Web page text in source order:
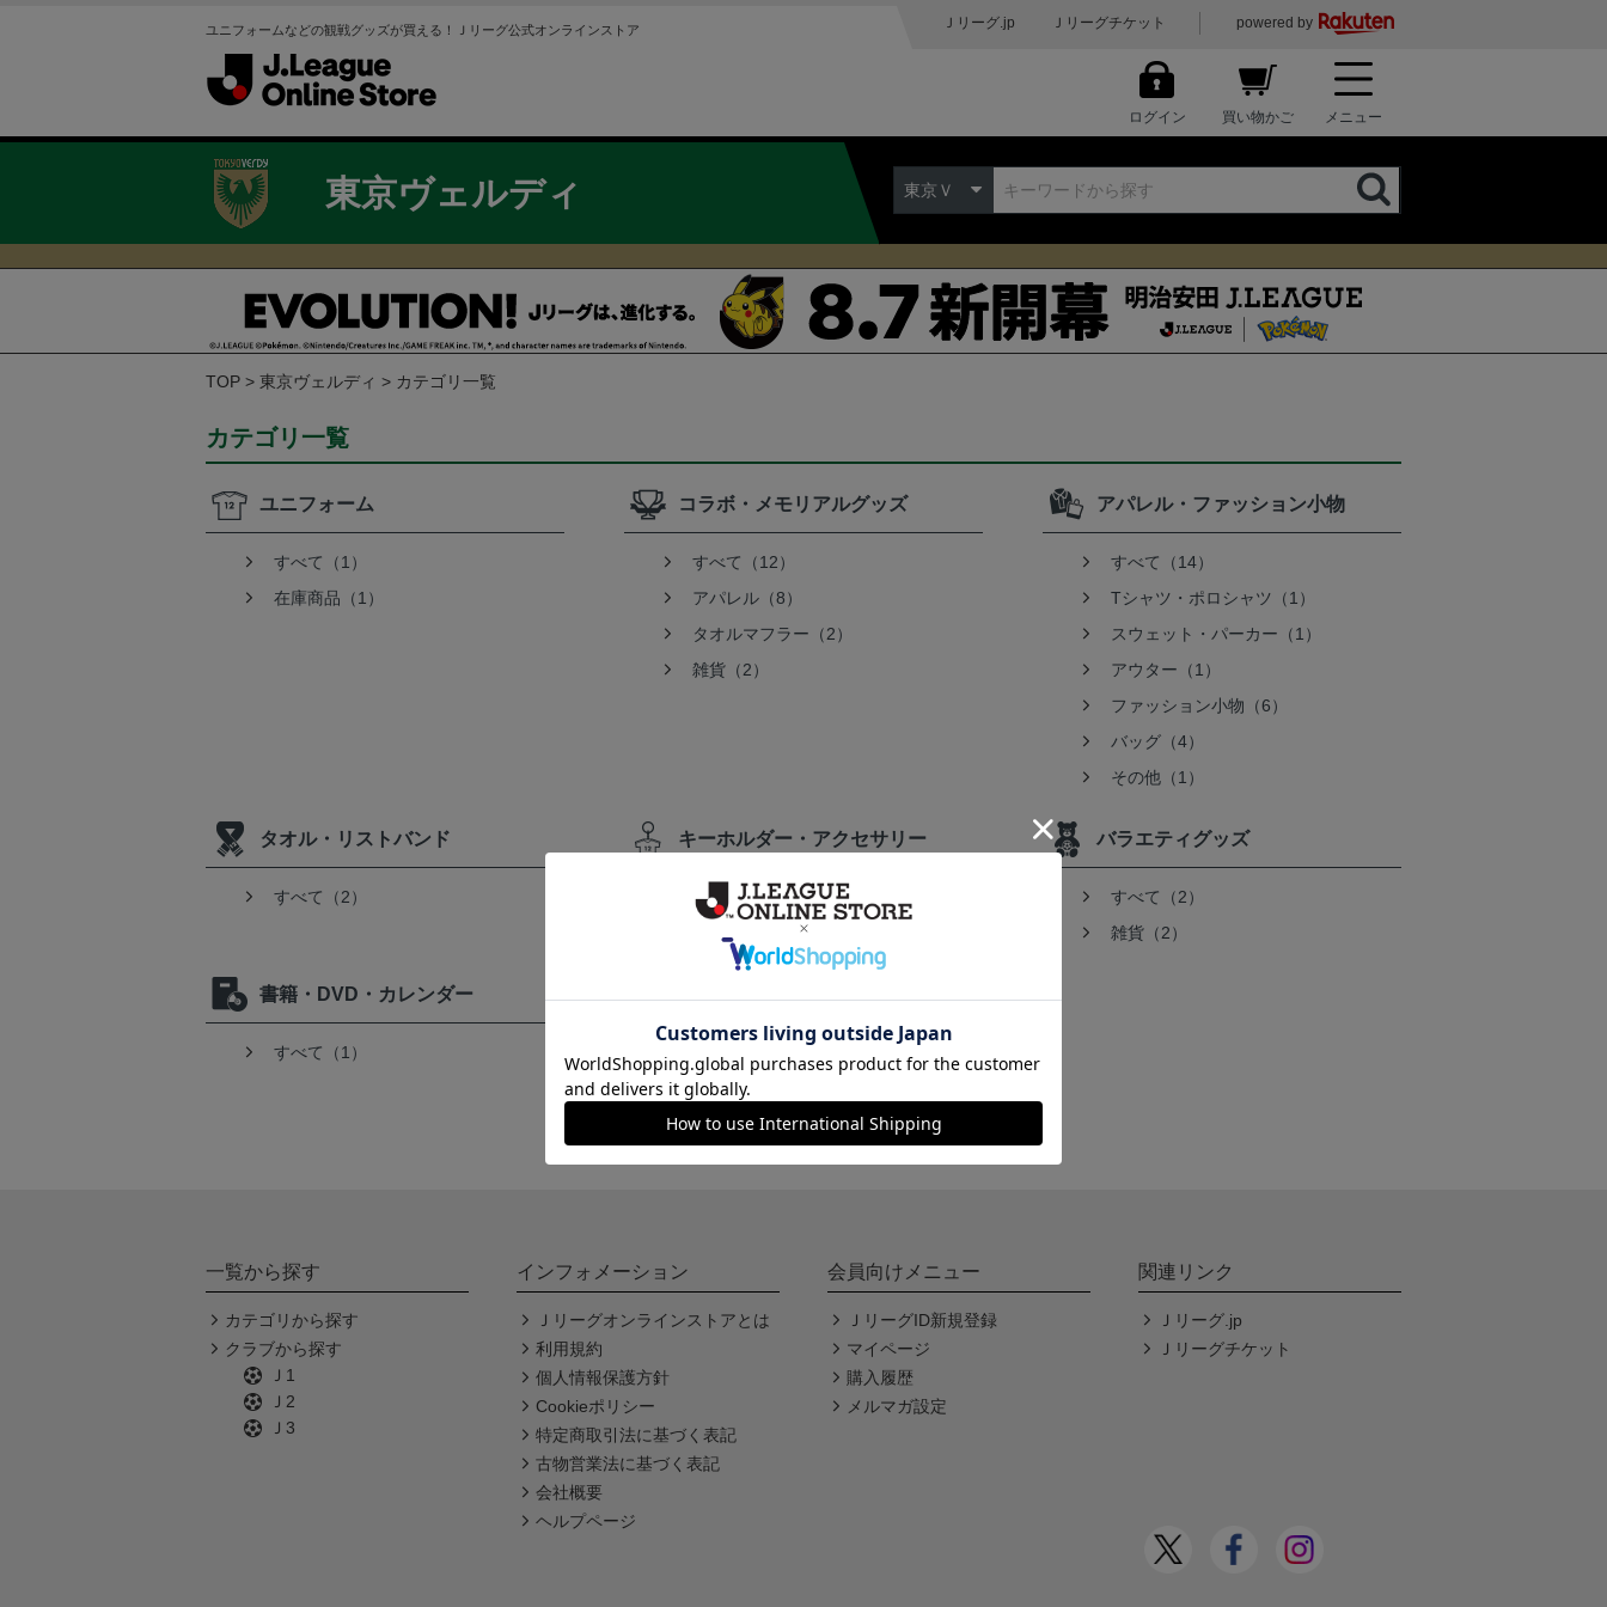
ユニフォームなどの観戦グッズが買える！Ｊリーグ公式オンラインストア Ｊリーグ.jp Ｊリーグチケット powered by
ログイン 買い物かご メニュー
東京ヴェルディ 東京Ｖ
TOP 東京ヴェルディ カテゴリ一覧
カテゴリ一覧
ユニフォーム
すべて（1）
在庫商品（1）
コラボ・メモリアルグッズ
すべて（12）
アパレル（8）
タオルマフラー（2）
雑貨（2）
アパレル・ファッション小物
すべて（14）
Tシャツ・ポロシャツ（1）
スウェット・パーカー（1）
アウター（1）
ファッション小物（6）
バッグ（4）
その他（1）
タオル・リストバンド
すべて（2）
キーホルダー・アクセサリー
すべて（4）
バラエティグッズ
すべて（2）
雑貨（2）
書籍・DVD・カレンダー
すべて（1）
一覧から探す
カテゴリから探す
クラブから探す
Ｊ1
Ｊ2
Ｊ3
インフォメーション
Ｊリーグオンラインストアとは
利用規約
個人情報保護方針
Cookieポリシー
特定商取引法に基づく表記
古物営業法に基づく表記
会社概要
ヘルプページ
会員向けメニュー
ＪリーグID新規登録
マイページ
購入履歴
メルマガ設定
関連リンク
Ｊリーグ.jp
Ｊリーグチケット